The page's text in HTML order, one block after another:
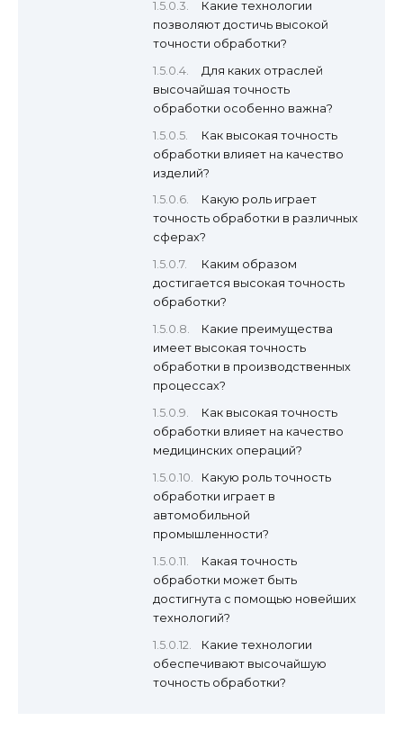
Какие технологии
позволяют достичь высокой
точности обработки?
Для каких отраслей
высочайшая точность
обработки особенно важна?
Как высокая точность
обработки влияет на качество
изделий?
Какую роль играет
точность обработки в различных
сферах?
Каким образом
достигается высокая точность
обработки?
Какие преимущества
имеет высокая точность
обработки в производственных
процессах?
Как высокая точность
обработки влияет на качество
медицинских операций?
Какую роль точность
обработки играет в
автомобильной
промышленности?
Какая точность
обработки может быть
достигнута с помощью новейших
технологий?
Какие технологии
обеспечивают высочайшую
точность обработки?